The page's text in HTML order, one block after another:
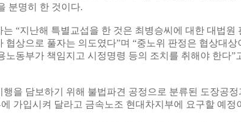
분명히 한 것이다.
“지난해 특별교섭을 한 것은 최병승씨에 대한 대법원
협상으로 풀자는 의도였다”며 “중노위 판정은 협상대상
노동부가 책임지고 시정명령 등의 조치를 취해야 한다”
을 담보하기 위해 불법파견 공정으로 분류된 도장공정
가입시켜 달라고 금속노조 현대차지부에 요구할 예정